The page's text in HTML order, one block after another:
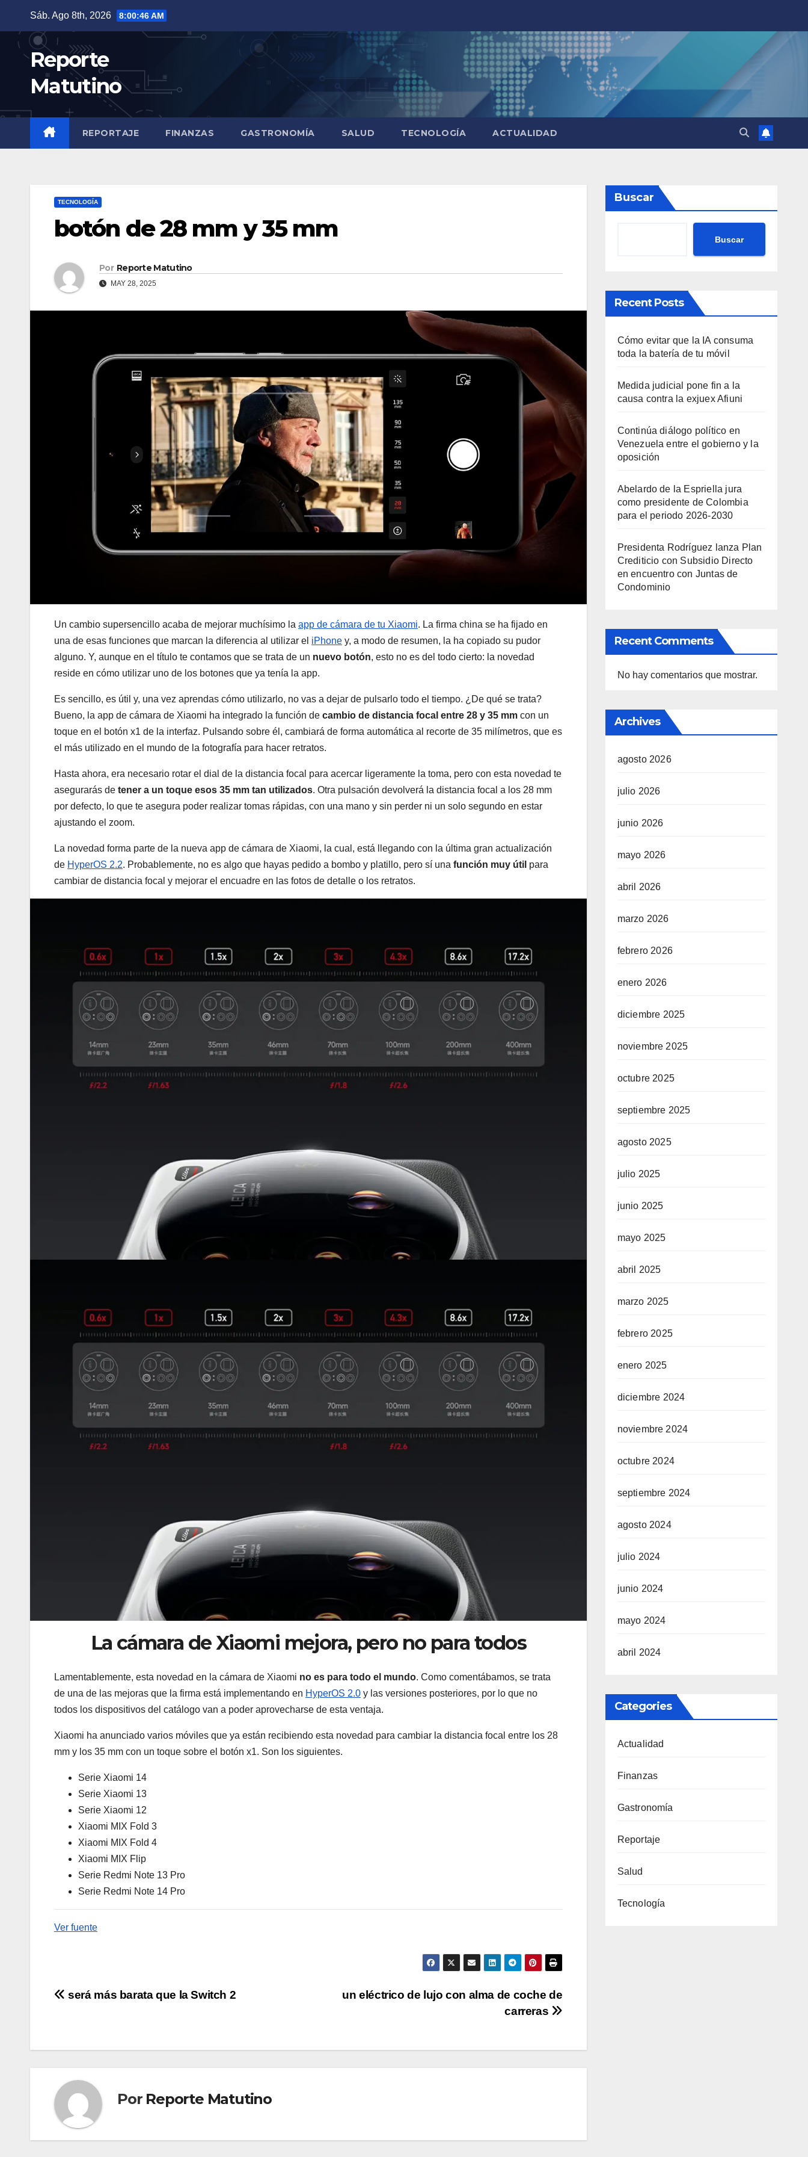
contenido
Sáb. Ago 8th, 2026 8:00:47 AM
Reporte
Matutino
REPORTAJE FINANZAS GASTRONOMÍA SALUD TECNOLOGÍA ACTUALIDAD
TECNOLOGÍA
botón de 28 mm y 35 mm
Por Reporte Matutino
MAY 28, 2025
Un cambio supersencillo acaba de mejorar muchísimo la app de cámara de tu Xiaomi. La firma china se ha fijado en
una de esas funciones que marcan la diferencia al utilizar el iPhone y, a modo de resumen, la ha copiado su pudor
alguno. Y, aunque en el título te contamos que se trata de un nuevo botón, esto no es del todo cierto: la novedad
reside en cómo utilizar uno de los botones que ya tenía la app.
Es sencillo, es útil y, una vez aprendas cómo utilizarlo, no vas a dejar de pulsarlo todo el tiempo. ¿De qué se trata?
Bueno, la app de cámara de Xiaomi ha integrado la función de cambio de distancia focal entre 28 y 35 mm con un
toque en el botón x1 de la interfaz. Pulsando sobre él, cambiará de forma automática al recorte de 35 milímetros, que es
el más utilizado en el mundo de la fotografía para hacer retratos.
Hasta ahora, era necesario rotar el dial de la distancia focal para acercar ligeramente la toma, pero con esta novedad te
asegurarás de tener a un toque esos 35 mm tan utilizados. Otra pulsación devolverá la distancia focal a los 28 mm
por defecto, lo que te asegura poder realizar tomas rápidas, con una mano y sin perder ni un solo segundo en estar
ajustando el zoom.
La novedad forma parte de la nueva app de cámara de Xiaomi, la cual, está llegando con la última gran actualización
de HyperOS 2.2. Probablemente, no es algo que hayas pedido a bombo y platillo, pero sí una función muy útil para
cambiar de distancia focal y mejorar el encuadre en las fotos de detalle o los retratos.
La cámara de Xiaomi mejora, pero no para todos
Lamentablemente, esta novedad en la cámara de Xiaomi no es para todo el mundo. Como comentábamos, se trata
de una de las mejoras que la firma está implementando en HyperOS 2.0 y las versiones posteriores, por lo que no
todos los dispositivos del catálogo van a poder aprovecharse de esta ventaja.
Xiaomi ha anunciado varios móviles que ya están recibiendo esta novedad para cambiar la distancia focal entre los 28
mm y los 35 mm con un toque sobre el botón x1. Son los siguientes.
Serie Xiaomi 14
Serie Xiaomi 13
Serie Xiaomi 12
Xiaomi MIX Fold 3
Xiaomi MIX Fold 4
Xiaomi MIX Flip
Serie Redmi Note 13 Pro
Serie Redmi Note 14 Pro
Ver fuente
Navegación
entradas
un eléctrico de lujo con alma de coche de
carreras
será más barata que la Switch 2
Por Reporte Matutino
Buscar
Buscar
Recent Posts
Cómo evitar que la IA consuma
toda la batería de tu móvil
Medida judicial pone fin a la
causa contra la exjuex Afiuni
Continúa diálogo político en
Venezuela entre el gobierno y la
oposición
Abelardo de la Espriella jura
como presidente de Colombia
para el periodo 2026-2030
Presidenta Rodríguez lanza Plan
Crediticio con Subsidio Directo
en encuentro con Juntas de
Condominio
Recent Comments
No hay comentarios que mostrar.
Archives
agosto 2026
julio 2026
junio 2026
mayo 2026
abril 2026
marzo 2026
febrero 2026
enero 2026
diciembre 2025
noviembre 2025
octubre 2025
septiembre 2025
agosto 2025
julio 2025
junio 2025
mayo 2025
abril 2025
marzo 2025
febrero 2025
enero 2025
diciembre 2024
noviembre 2024
octubre 2024
septiembre 2024
agosto 2024
julio 2024
junio 2024
mayo 2024
abril 2024
Categories
Actualidad
Finanzas
Gastronomía
Reportaje
Salud
Tecnología